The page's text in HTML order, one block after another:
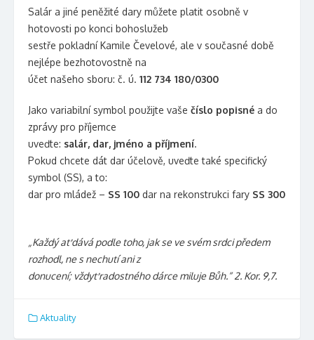
Salár a jiné peněžité dary můžete platit osobně v
hotovosti po konci bohoslužeb
sestře pokladní Kamile Čevelové, ale v současné době
nejlépe bezhotovostně na
účet našeho sboru: č. ú. 112 734 180/0300
Jako variabilní symbol použijte vaše číslo popisné a do
zprávy pro příjemce
uveďte: salár, dar, jméno a příjmení.
Pokud chcete dát dar účelově, uveďte také specifický
symbol (SS), a to:
dar pro mládež – SS 100 dar na rekonstrukci fary SS 300
„Každý ať dává podle toho, jak se ve svém srdci předem
rozhodl, ne s nechutí ani z
donucení; vždyť radostného dárce miluje Bůh.“ 2. Kor. 9,7.
Aktuality